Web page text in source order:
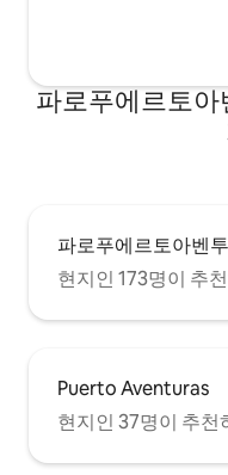
파로푸에르토아
파로푸에르토아벤
현지인 173명이 추
Puerto Aventuras
현지인 37명이 추천